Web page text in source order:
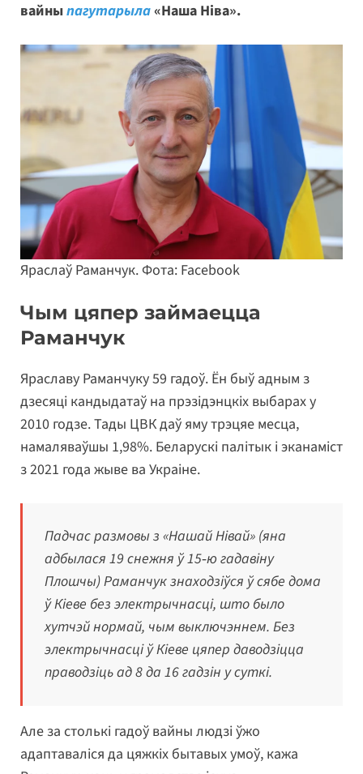
вайныпагутарыла«Наша Ніва».
Яраслаў Раманчук. Фота: Facebook
Чым цяпер займаецца
Раманчук
Яраславу Раманчуку 59 гадоў. Ён быў адным з
дзесяці кандыдатаў на прэзідэнцкіх выбарах у
2010 годзе. Тады ЦВК даў яму трэцяе месца,
намаляваўшы 1,98%. Беларускі палітык і эканаміст
з 2021 года жыве ва Украіне.
Падчас размовы з «Нашай Нівай» (яна
адбылася 19 снежня ў 15‑ю гадавіну
Плошчы) Раманчук знаходзіўся ў сябе дома
ў Кіеве без электрычнасці, што было
хутчэй нормай, чым выключэннем. Без
электрычнасці ў Кіеве цяпер даводзіцца
праводзіць ад 8 да 16 гадзін у суткі.
Але за столькі гадоў вайны людзі ўжо
адаптаваліся да цяжкіх бытавых умоў, кажа